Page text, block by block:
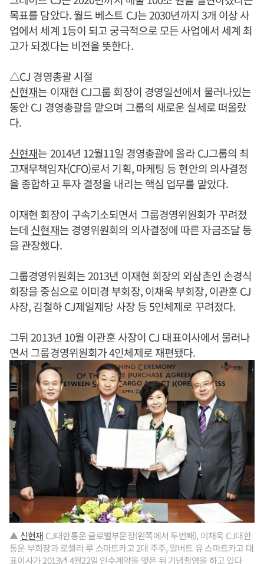
목표를 담았다. 월드 베스트 CJ는 2030년까지 3개 이상 사
업에서 세계 1등이 되고 궁극적으로 모든 사업에서 세계 최
고가 되겠다는 비전을 뜻한다.
△CJ 경영총괄 시절
신현재는 이재현 CJ그룹 회장이 경영일선에서 물러나있는
동안 CJ 경영총괄을 맡으며 그룹의 새로운 실세로 떠올랐
다.
신현재는 2014년 12월11일 경영총괄에 올라 CJ그룹의 최
고재무책임자(CFO)로서 기획, 마케팅 등 현안의 의사결정
을 종합하고 투자 결정을 내리는 핵심 업무를 맡았다.
이재현 회장이 구속기소되면서 그룹경영위원회가 꾸려졌
는데 신현재는 경영위원회의 의사결정에 따른 자금조달 등
을 관장했다.
그룹경영위원회는 2013년 이재현 회장의 외삼촌인 손경식
회장을 중심으로 이미경 부회장, 이채욱 부회장, 이관훈 CJ
사장, 김철하 CJ제일제당 사장 등 5인체제로 꾸려졌다.
그뒤 2013년 10월 이관훈 사장이 CJ 대표이사에서 물러나
면서 그룹경영위원회가 4인체제로 재편됐다.
▲신현재 CJ대한통운 글로벌부문장(왼쪽에서 두번째), 이채욱 CJ대한
통운 부회장과 로셀라 루 스마트카고 2대 주주, 알버트 유 스마트카고 대
표이사가 2013년 4월22일 인수계약을 맺은 뒤 기념촬영을 하고 있다